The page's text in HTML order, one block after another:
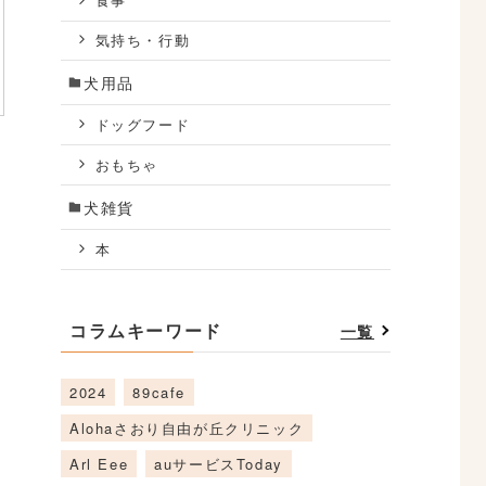
気持ち・行動
犬用品
ドッグフード
おもちゃ
犬雑貨
本
コラムキーワード 一覧
2024
89cafe
Alohaさおり自由が丘クリニック
Arl Eee
auサービスToday